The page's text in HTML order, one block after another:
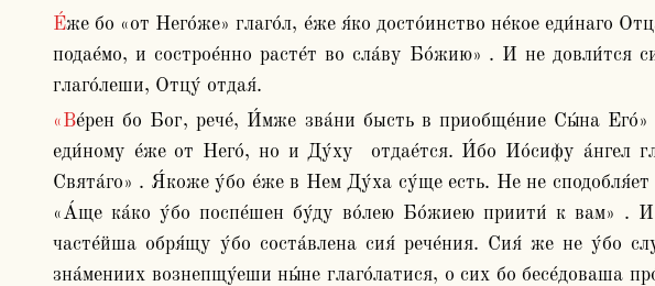
Е́же бо «от Него́же» глаго́л, е́же я́ко досто́инство не́кое еди́наго Отца́ отда́си жре́бий. И о Сы́не рече́ си́це, глаго́ля: «От Него́же все те́ло, осяза́ньми и сою́зы
подае́мо, и сострое́нно расте́т во сла́ву Бо́жию» . И не
глаго́леши, Отцу́ отдая́.
«Ве́рен бо Бог, рече́, И́мже зва́ни бысть в приобще́ние Сы́на Его́» . И па́ки: «Во́лею Его́». И и́нде: «я́ко из Него́ и Тем» . И в том вся́ческая и не Сы́ну
еди́ному е́же от Него́, но и Ду́ху  отдае́тся. И́бо Ио́сифу а́нгел
Свята́го» . Я́коже у́бо е́же в Нем Ду́ха су́ще есть. Не не
«А́ще ка́ко у́бо поспе́шен бу́ду во́лею Бо́жиею приити́ к вам» .
часте́йша обря́щу у́бо соста́влена сия́ рече́ния. Сия́ же не у́бо
зна́мениих вознепщу́еши ны́не глаго́латися, о сих бо бесе́доваша